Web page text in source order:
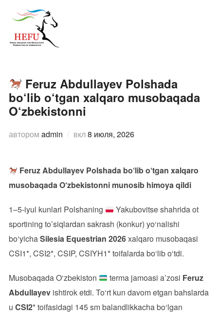
содержимому
Feruz Abdullayev Polshada
bo‘lib o‘tgan xalqaro musobaqada
O‘zbekistonni
автором admin вклОпубликовано
8 июля, 2026
Feruz Abdullayev Polshada bo‘lib o‘tgan xalqaro
musobaqada O‘zbekistonni munosib himoya qildi
1–5-iyul kunlari Polshaning
Yakubovitse shahrida ot
sportining to’siqlardan sakrash (konkur) yo‘nalishi
bo‘yichaSilesia Equestrian 2026xalqaro musobaqasi
CSI1*, CSI2*, CSIP, CSIYH1* toifalarda bo‘lib o‘tdi.
Musobaqada O‘zbekiston terma jamoasi a’zosi Feruz
Abdullayevishtirok etdi. To‘rt kun davom etgan bahslarda
u CSI2* toifasidagi 145 sm balandlikkacha bo‘lgan